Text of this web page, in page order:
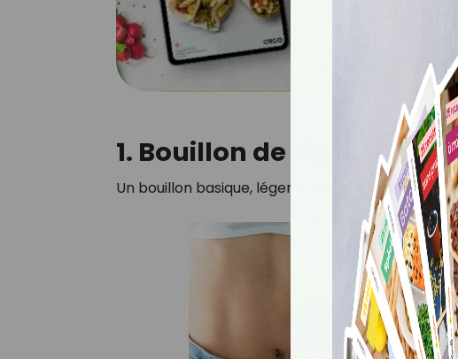
pour mesurer et
ouvrez les courriels,
Votre adresse email sera
personnalisées. Vous pourrez vous
1. Bouillon de légumes
Un bouillon basique, léger et parfumé, idéal